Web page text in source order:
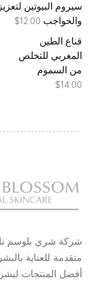
سيروم البيوتين
والحواجب
$12.00
قناع الطين
المغربي للتخلص
من السموم
$14.00
شركة شري بلوسم
متقدمة للعناية
أفضل المنتجات